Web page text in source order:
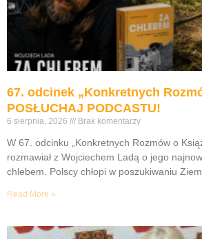
67. odcinek „Konkretnych
POSŁUCHAJ PODCASTU!
6 sierpnia, 2026 Brak komentarzy
W 67. odcinku „Konkretnych Rozmów o
rozmawiał z Wojciechem Ladą o jego
chlebem. Polscy chłopi w poszukiwaniu
Read More »